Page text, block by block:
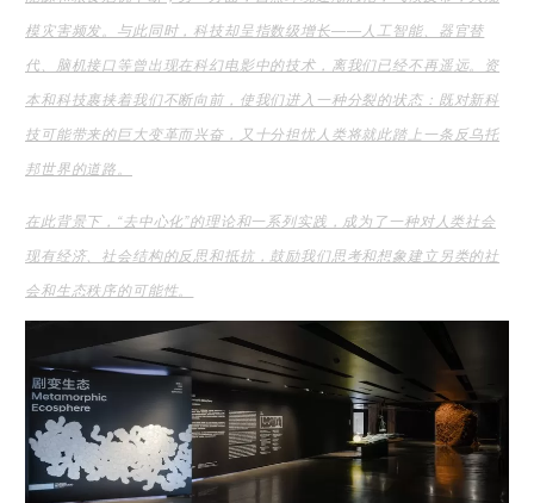
模灾害频发。与此同时，科技却呈指数级增长——人工智能、器官替
代、脑机接口等曾出现在科幻电影中的技术，离我们已经不再遥远。资
本和科技裹挟着我们不断向前，使我们进入一种分裂的状态：既对新科
技可能带来的巨大变革而兴奋，又十分担忧人类将就此踏上一条反乌托
邦世界的道路。
在此背景下，“去中心化”的理论和一系列实践，成为了一种对人类社会
现有经济、社会结构的反思和抵抗，鼓励我们思考和想象建立另类的社
会和生态秩序的可能性。